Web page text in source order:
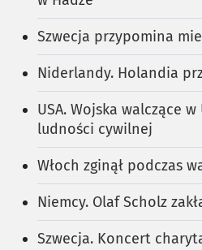
Szwecja przypomina
Niderlandy. Holandia
USA. Wojska walczące
ludności cywilnej
Włoch zginął podczas
Niemcy. Olaf Scholz
Szwecja. Koncert